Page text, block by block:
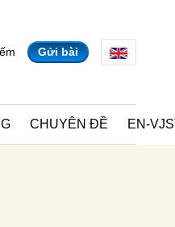
Gửi bài
ĐỀ EN-VJST